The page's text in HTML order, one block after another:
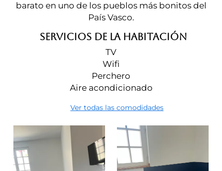
barato en uno de los pueblos más bonitos del
País Vasco.
SERVICIOS DE LA HABITACIÓN
TV
Wifi
Perchero
Aire acondicionado
Ver todas las comodidades